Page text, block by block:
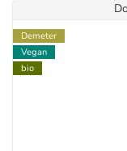
Demeter
Vegan
bio